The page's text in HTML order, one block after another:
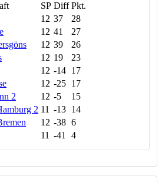
SP Diff Pkt.
12 37
28
12 41
27
12 39
26
12 19
23
12 -14 17
12 -25 17
2 12 -5
15
2 11 -13 14
12 -38 6
11 -41 4